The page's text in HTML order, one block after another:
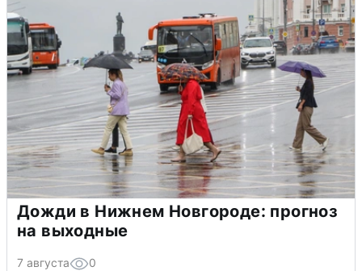
Дожди в Нижнем Новгороде: прогноз
на выходные
7 августа 0